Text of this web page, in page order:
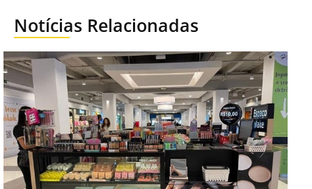
Notícias Relacionadas